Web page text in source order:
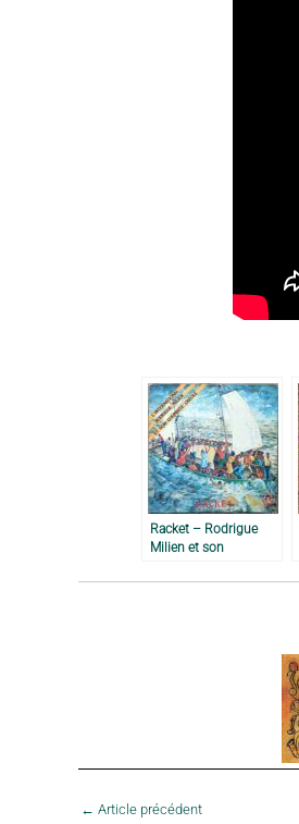
Racket – Rodrigue
Milien et son
1980
← Article précédent